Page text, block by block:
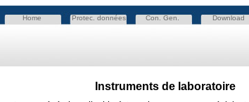
Home Protec. données Con. Gen. Download
Instruments de laboratoire